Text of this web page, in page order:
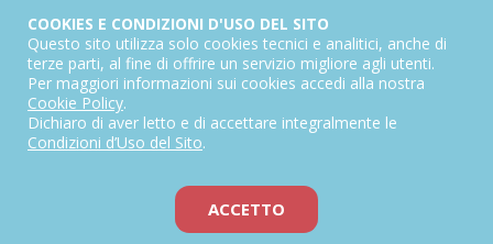
Condizioni d’utilizzo del sito
Condizioni generali di abbonamento
Informativa sul diritto di recesso
Dichiarazione di accessibilità
COOKIES E CONDIZIONI D'USO DEL SITO
Questo sito utilizza solo cookies tecnici e analitici, anche di
terze parti, al fine di offrire un servizio migliore agli utenti.
Per maggiori informazioni sui cookies accedi alla nostra
Cookie Policy.
Dichiaro di aver letto e di accettare integralmente le
Condizioni d’Uso del Sito.
ACCETTO